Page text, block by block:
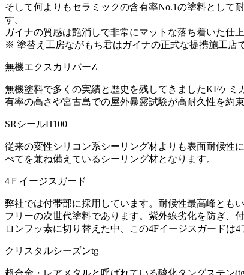
そして何よりもセラミックの含有率No.1の塗料として
す。
ガイナの質感は艶消しで非常にマットな落ち着いた仕上
※ 塗替え工房ながもち君はガイナの正式な提携施工店で
無機エクスカリバーZ
無機塗料で多くの実績と歴史を残してきましたKFケ
有率の高さや宮古島での屋外暴露試験が高耐久性を約
SRシールH100
従来の変性シリコン系シーリング材よりも表面耐候性
べてを兼ね備えているシーリング材となります。
4Ｆイージスガード
弊社では付帯部に採用しています。耐候性最高峰とも
フリーの次世代塗料であります。紫外線劣化を防ぎ、
ロンフッ素に切り替えた中、この4Fイージスガードは4
クリスタルシーズンtg
超合金・レアメタルと呼ばれている酸化タングステン